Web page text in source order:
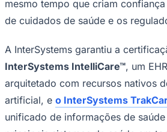
Goiás
A InterSystems garantiu a
arquitetado com recursos nativos
artificial, eo InterSystems
unificado de informações de
principais sistemas de saúde em
Construído sobre a base de